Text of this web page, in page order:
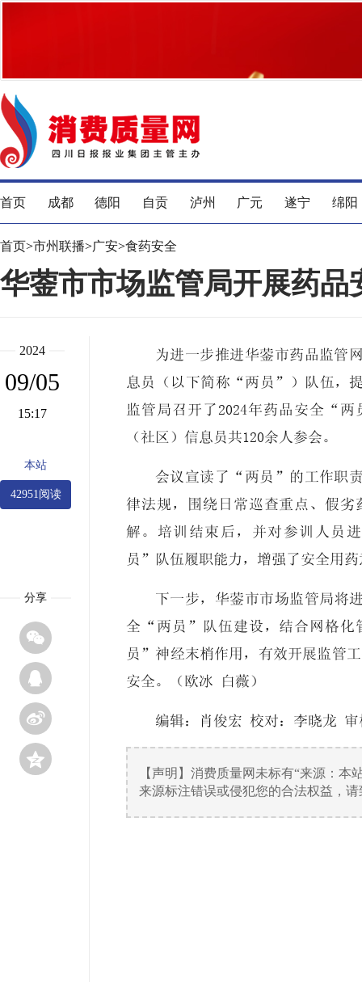
首页 成都 德阳 自贡 泸州 广元 遂宁 绵阳
首页>市州联播>广安>食药安全
华蓥市市场监管局开展药品
2024
09/05
15:17
本站
42951阅读
分享




为进一步推进华蓥市药品监管
息员（以下简称“两员”）队伍，
监管局召开了2024年药品安全“
（社区）信息员共120余人参会。
会议宣读了“两员”的工作职
律法规，围绕日常巡查重点、假
解。培训结束后，并对参训人员
员”队伍履职能力，增强了安全用药
下一步， 华蓥市市场监管局将
全“两员”队伍建设，结合网格化
员”神经末梢作用，有效开展监管
安全。（欧冰 白薇）
编辑：肖俊宏 校对：李晓龙 审
【声明】消费质量网未标有“来源：
来源标注错误或侵犯您的合法权益，